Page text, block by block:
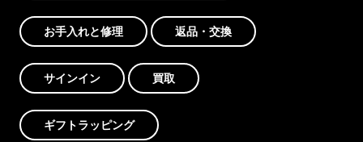
お手入れと修理 返品・交換
サインイン 買取
ギフトラッピング